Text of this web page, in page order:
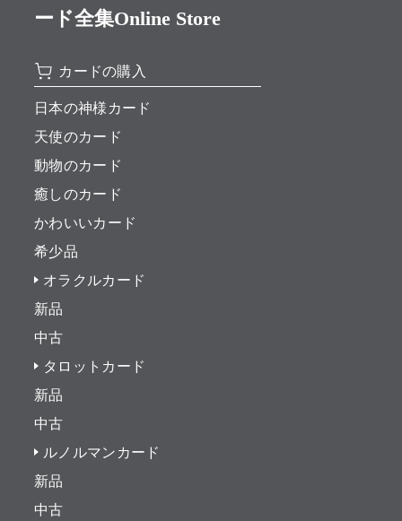
ード全集Online Store
カードの購入
日本の神様カード
天使のカード
動物のカード
癒しのカード
かわいいカード
希少品
オラクルカード
新品
中古
タロットカード
新品
中古
ルノルマンカード
新品
中古